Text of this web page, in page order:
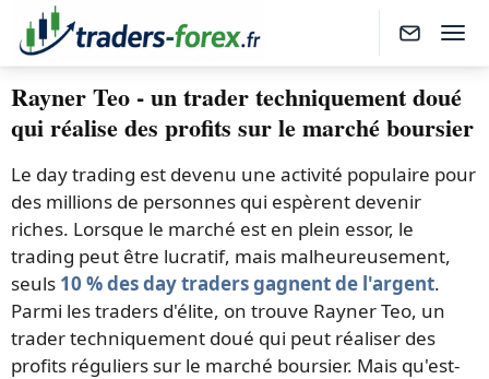
Rayner Teo - un trader techniquement doué
qui réalise des profits sur le marché boursier
Le day trading est devenu une activité populaire pour
des millions de personnes qui espèrent devenir
riches. Lorsque le marché est en plein essor, le
trading peut être lucratif, mais malheureusement,
seuls 10 % des day traders gagnent de l'argent.
Parmi les traders d'élite, on trouve Rayner Teo, un
trader techniquement doué qui peut réaliser des
profits réguliers sur le marché boursier. Mais qu'est-